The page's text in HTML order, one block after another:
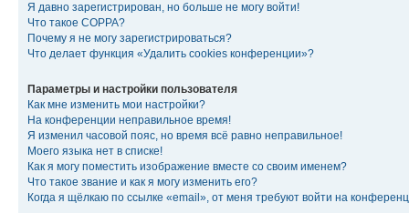
Я давно зарегистрирован, но больше не могу войти!
Что такое COPPA?
Почему я не могу зарегистрироваться?
Что делает функция «Удалить cookies конференции»?
Параметры и настройки пользователя
Как мне изменить мои настройки?
На конференции неправильное время!
Я изменил часовой пояс, но время всё равно неправильное!
Моего языка нет в списке!
Как я могу поместить изображение вместе со своим именем?
Что такое звание и как я могу изменить его?
Когда я щёлкаю по ссылке «email», от меня требуют войти на